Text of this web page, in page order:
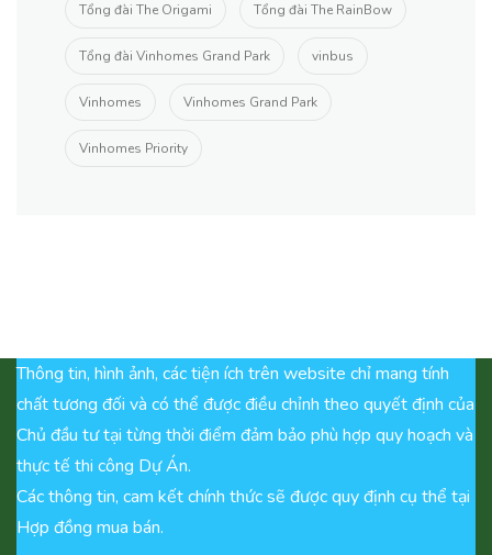
Tổng đài The Origami Tổng đài The RainBow
Tổng đài Vinhomes Grand Park vinbus
Vinhomes Vinhomes Grand Park
Vinhomes Priority
Thông tin, hình ảnh, các tiện ích trên website chỉ mang tính
chất tương đối và có thể được điều chỉnh theo quyết định của
Chủ đầu tư tại từng thời điểm đảm bảo phù hợp quy hoạch và
thực tế thi công Dự Án.
Các thông tin, cam kết chính thức sẽ được quy định cụ thể tại
Hợp đồng mua bán.